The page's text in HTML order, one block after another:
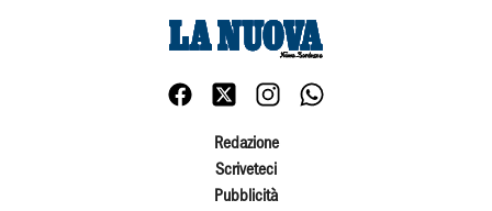
Redazione
Scriveteci
Pubblicità